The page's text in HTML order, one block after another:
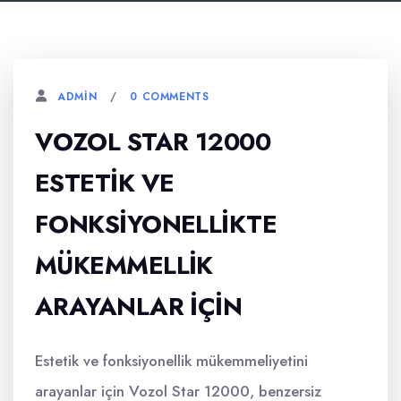
ADMIN 0 COMMENTS
VOZOL STAR 12000
ESTETIK VE
FONKSIYONELLIKTE
MÜKEMMELLIK
ARAYANLAR İÇIN
Estetik ve fonksiyonellik mükemmeliyetini
arayanlar için Vozol Star 12000, benzersiz